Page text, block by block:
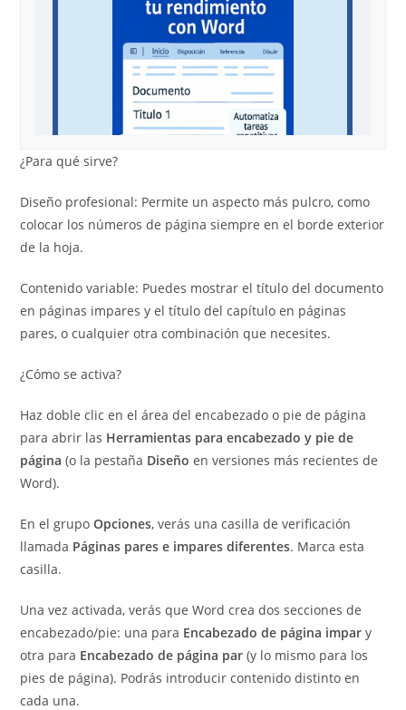
¿Para qué sirve?
Diseño profesional: Permite un aspecto más pulcro, como
colocar los números de página siempre en el borde exterior
de la hoja.
Contenido variable: Puedes mostrar el título del documento
en páginas impares y el título del capítulo en páginas
pares, o cualquier otra combinación que necesites.
¿Cómo se activa?
Haz doble clic en el área del encabezado o pie de página
para abrir las Herramientas para encabezado y pie de
página (o la pestaña Diseño en versiones más recientes de
Word).
En el grupoOpciones, verás una casilla de verificación
llamada Páginas pares e impares diferentes. Marca esta
casilla.
Una vez activada, verás que Word crea dos secciones de
encabezado/pie: una para Encabezado de página impar y
otra para Encabezado de página par (y lo mismo para los
pies de página). Podrás introducir contenido distinto en
cada una.